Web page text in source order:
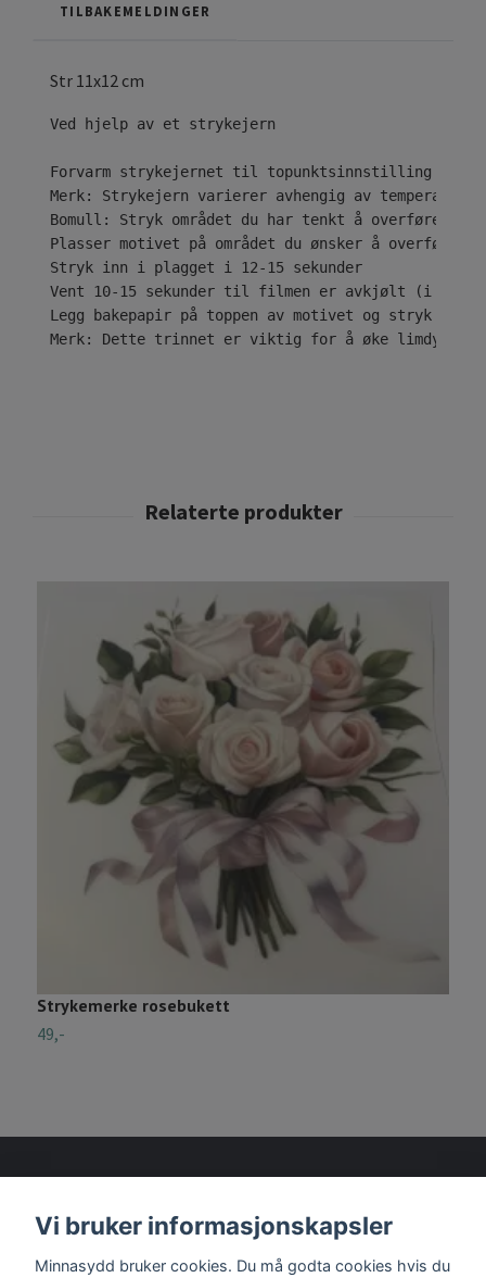
TILBAKEMELDINGER
Str 11x12 cm
Ved hjelp av et strykejern
Forvarm strykejernet til topunktsinnstilling ( • •
Merk: Strykejern varierer avhengig av
Bomull: Stryk området du har tenkt å overføre
Plasser motivet på området du ønsker å overføre
Stryk inn i plagget i 12-15 sekunder
Vent 10-15 sekunder til filmen er avkjølt (i
Legg bakepapir på toppen av motivet og stryk i
Merk: Dette trinnet er viktig for å øke
Strykemerke rosebukett
49,-
Vi bruker informasjonskapsler
Minnasydd bruker cookies. Du må godta cookies hvis du